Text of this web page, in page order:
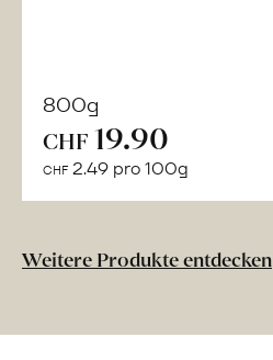
800g
CHF 19.90
CHF 2.49 pro 100g
Weitere Produkte entdecken